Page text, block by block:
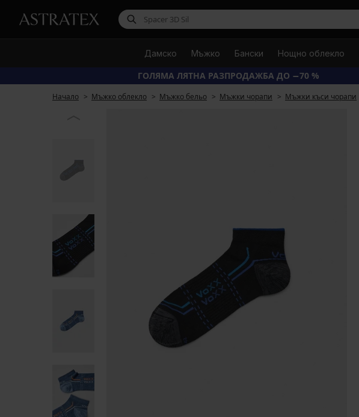
Дамско Мъжко Бански Нощно облекло
ГОЛЯМА ЛЯТНА РАЗПРОДАЖБА ДО −70 %
Начало Мъжко облекло Мъжко бельо Мъжки чорапи Мъжки къси чорапи